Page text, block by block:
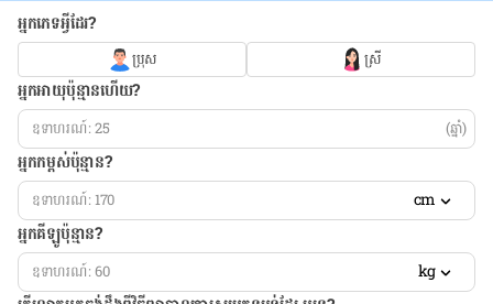
អ្នកភេទអ្វីដែរ?
ប្រុស ស្រី
អ្នកអាយុប៉ុន្មានហើយ?
(ឆ្នាំ)
អ្នកកម្ពស់ប៉ុន្មាន?
cm
អ្នកគីឡូប៉ុន្មាន?
kg